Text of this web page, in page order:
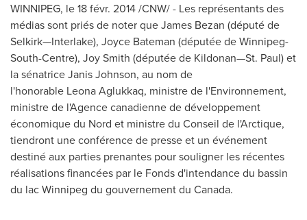
WINNIPEG, le 18 févr. 2014 /CNW/- Les représentants des
médias sont priés de noter queJames Bezan (député de
Selkirk—Interlake), Joyce Bateman (députée deWinnipeg-
South-Centre), Joy Smith (députée de Kildonan—St. Paul) et
la sénatriceJanis Johnson, au nom de
l'honorable Leona Aglukkaq, ministre de l'Environnement,
ministre de l'Agence canadienne de développement
économique du Nord et ministre du Conseil de l'Arctique,
tiendront une conférence de presse et un événement
destiné aux parties prenantes pour souligner les récentes
réalisations financées par le Fonds d'intendance du bassin
du lacWinnipeg du gouvernement du Canada.